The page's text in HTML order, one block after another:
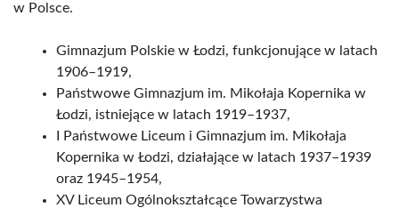
w Polsce.
Gimnazjum Polskie w Łodzi, funkcjonujące w latach
1906–1919,
Państwowe Gimnazjum im. Mikołaja Kopernika w
Łodzi, istniejące w latach 1919–1937,
I Państwowe Liceum i Gimnazjum im. Mikołaja
Kopernika w Łodzi, działające w latach 1937–1939
oraz 1945–1954,
XV Liceum Ogólnokształcące Towarzystwa